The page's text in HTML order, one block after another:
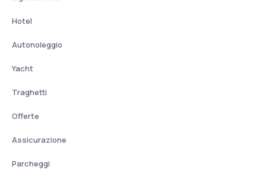
Hotel
Autonoleggio
Yacht
Traghetti
Offerte
Assicurazione
Parcheggi